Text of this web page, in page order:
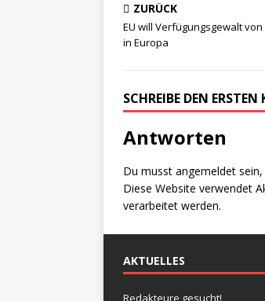
ZURÜCK
EU will Verfügungsgewalt
in Europa
SCHREIBE DEN
Antworten
Du musst angemeldet
Diese Website verwendet
verarbeitet werden.
AKTUELLES
Redakteure gesucht!